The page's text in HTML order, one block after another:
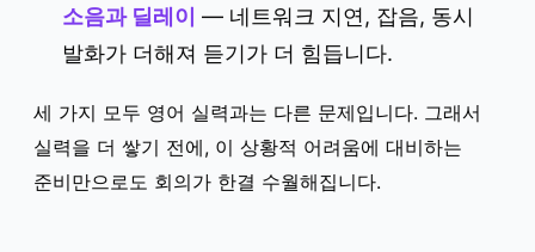
소음과 딜레이 — 네트워크 지연, 잡음, 동시
발화가 더해져 듣기가 더 힘듭니다.
세 가지 모두 영어 실력과는 다른 문제입니다. 그래서
실력을 더 쌓기 전에, 이 상황적 어려움에 대비하는
준비만으로도 회의가 한결 수월해집니다.